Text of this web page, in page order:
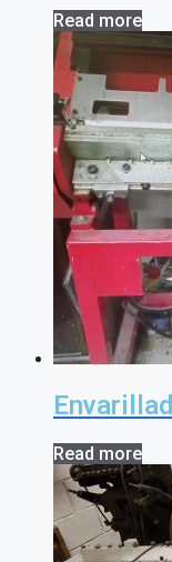
Read more
Read more